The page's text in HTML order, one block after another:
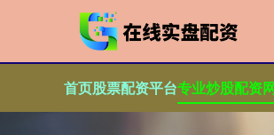
首页股票配资平台专业炒股配资